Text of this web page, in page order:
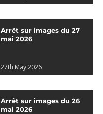
Arrêt sur images du 27
mai 2026
27th May 2026
Arrêt sur images du 26
mai 2026